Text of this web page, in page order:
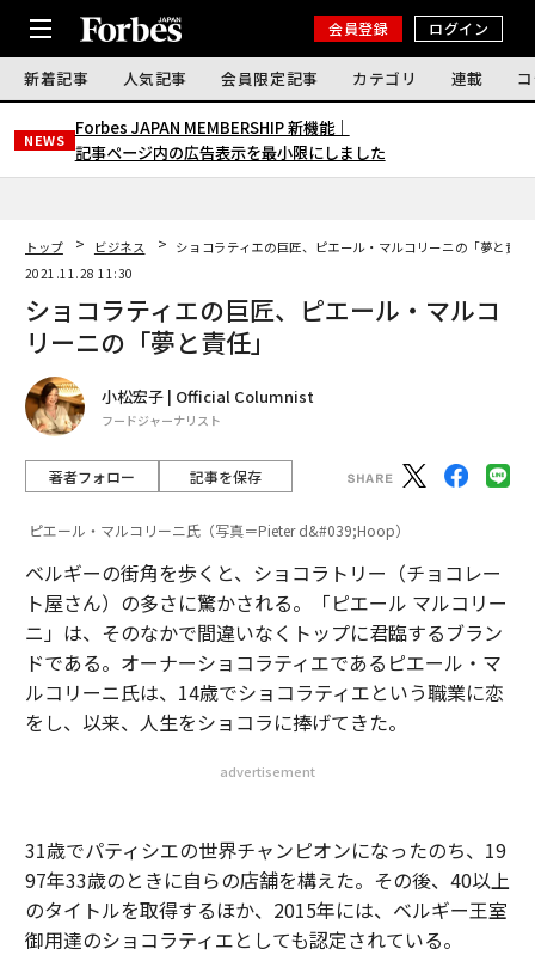
会員登録 ログイン
新着記事 人気記事 会員限定記事 カテゴリ 連載
NEWS
Forbes JAPAN MEMBERSHIP 新機能｜
記事ページ内の広告表示を最小限にしました
トップ ビジネス
ショコラティエの巨匠、ピエール・マルコリーニの「夢と責任
2021.11.28 11:30
ショコラティエの巨匠、ピエール・マルコ
リーニの「夢と責任」
小松宏子 | Official Columnist
フードジャーナリスト
著者フォロー 記事を保存
ピエール・マルコリーニ氏（写真＝Pieter d&#039;Hoop）
ベルギーの街角を歩くと、ショコラトリー（チョコレー
ト屋さん）の多さに驚かされる。「ピエール マルコリー
ニ」は、そのなかで間違いなくトップに君臨するブラン
ドである。オーナーショコラティエであるピエール・マ
ルコリーニ氏は、14歳でショコラティエという職業に恋
をし、以来、人生をショコラに捧げてきた。
advertisement
31歳でパティシエの世界チャンピオンになったのち、19
97年33歳のときに自らの店舗を構えた。その後、40以上
のタイトルを取得するほか、2015年には、ベルギー王室
御用達のショコラティエとしても認定されている。